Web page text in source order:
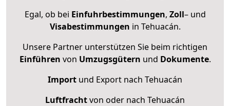
Egal, ob bei Einfuhrbestimmungen, Zoll– und
Visabestimmungen in Tehuacán.
Unsere Partner unterstützen Sie beim richtigen
Einführen von Umzugsgütern und Dokumente.
Import und Export nach Tehuacán
Luftfrachtvon oder nach Tehuacán